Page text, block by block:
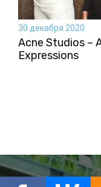
30 декабря 2020
Acne Studios –
Expressions